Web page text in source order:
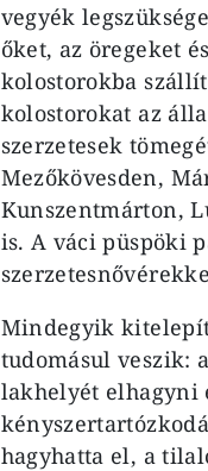
vegyék
őket, az öregeket
kolostorokba
kolostorokat az
szerzetesek
Mezőkövesden,
Kunszentmárton,
is. A váci püspöki
Mindegyik
tudomásul veszik:
lakhelyét elhagyni
hagyhatta el, a